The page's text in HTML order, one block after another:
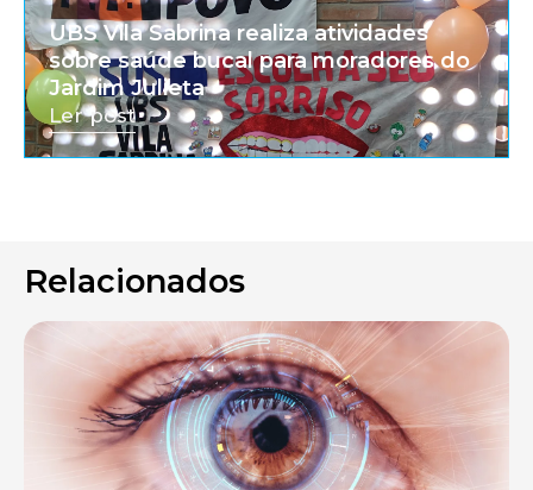
UBS Vila Sabrina realiza atividades
sobre saúde bucal para moradores do
Jardim Julieta
Ler post
Relacionados